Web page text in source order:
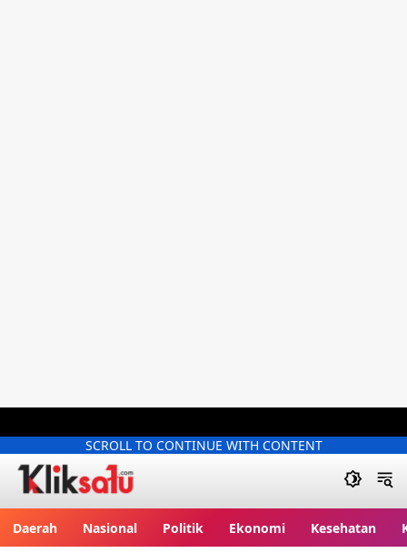
SCROLL TO CONTINUE WITH CONTENT
Daerah Nasional Politik Ekonomi Kesehatan